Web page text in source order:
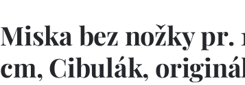
Miska bez nožky pr.
cm, Cibulák,